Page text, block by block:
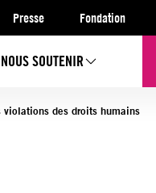
Presse Fondation
NOUS SOUTENIR
des droits humains